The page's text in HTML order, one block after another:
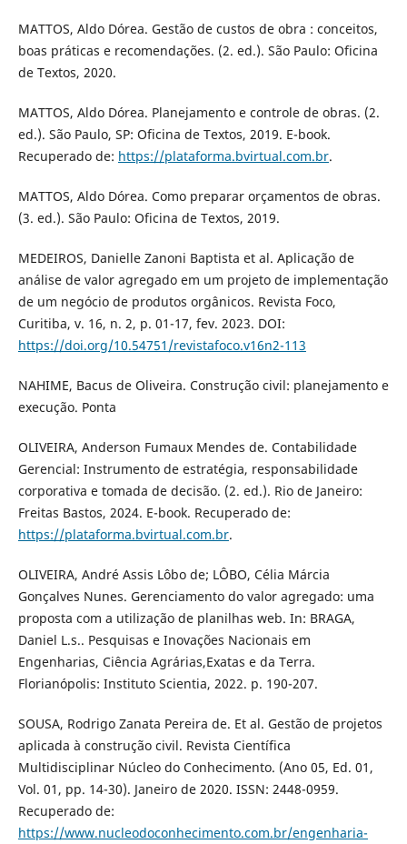
MATTOS, Aldo Dórea. Gestão de custos de obra : conceitos,
boas práticas e recomendações. (2. ed.). São Paulo: Oficina
de Textos, 2020.
MATTOS, Aldo Dórea. Planejamento e controle de obras. (2.
ed.). São Paulo, SP: Oficina de Textos, 2019. E-book.
Recuperado de: https://plataforma.bvirtual.com.br.
MATTOS, Aldo Dórea. Como preparar orçamentos de obras.
(3. ed.). São Paulo: Oficina de Textos, 2019.
MEDEIROS, Danielle Zanoni Baptista et al. Aplicação de
análise de valor agregado em um projeto de implementação
de um negócio de produtos orgânicos. Revista Foco,
Curitiba, v. 16, n. 2, p. 01-17, fev. 2023. DOI:
https://doi.org/10.54751/revistafoco.v16n2-113
NAHIME, Bacus de Oliveira. Construção civil: planejamento e
execução. Ponta
OLIVEIRA, Anderson Fumaux Mendes de. Contabilidade
Gerencial: Instrumento de estratégia, responsabilidade
corporativa e tomada de decisão. (2. ed.). Rio de Janeiro:
Freitas Bastos, 2024. E-book. Recuperado de:
https://plataforma.bvirtual.com.br.
OLIVEIRA, André Assis Lôbo de; LÔBO, Célia Márcia
Gonçalves Nunes. Gerenciamento do valor agregado: uma
proposta com a utilização de planilhas web. In: BRAGA,
Daniel L.s.. Pesquisas e Inovações Nacionais em
Engenharias, Ciência Agrárias,Exatas e da Terra.
Florianópolis: Instituto Scientia, 2022. p. 190-207.
SOUSA, Rodrigo Zanata Pereira de. Et al. Gestão de projetos
aplicada à construção civil. Revista Científica
Multidisciplinar Núcleo do Conhecimento. (Ano 05, Ed. 01,
Vol. 01, pp. 14-30). Janeiro de 2020. ISSN: 2448-0959.
Recuperado de:
https://www.nucleodoconhecimento.com.br/engenharia-